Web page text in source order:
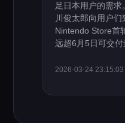
足日本用户的需
川俊太郎向用户
Nintendo Store首
远超6月5日可交付
2026-03-24 23:15:03